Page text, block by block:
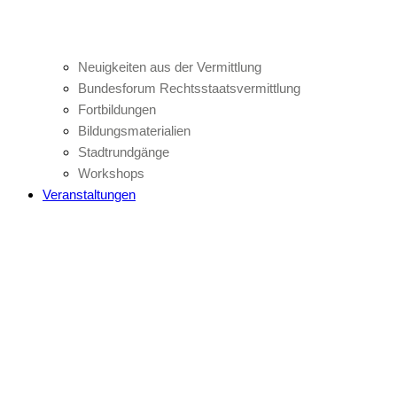
Neuigkeiten aus der Vermittlung
Bundesforum Rechtsstaatsvermittlung
Fortbildungen
Bildungsmaterialien
Stadtrundgänge
Workshops
Veranstaltungen